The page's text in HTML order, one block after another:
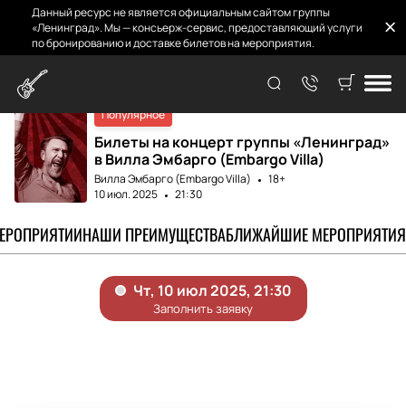
Данный ресурс не является официальным сайтом группы
«Ленинград». Мы — консьерж-сервис, предоставляющий услуги
по бронированию и доставке билетов на мероприятия.
Главная
Популярное
Билеты на концерт группы «Ленинград»
в Вилла Эмбарго (Embargo Villa)
Вилла Эмбарго (Embargo Villa)
18+
10 июл. 2025
21:30
НАШИ ПРЕИМУЩЕСТВАБЛИЖАЙШИЕ МЕРОПРИЯТИЯ